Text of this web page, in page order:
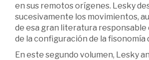
en sus remotos orígenes. Lesky
sucesivamente los movimientos,
de esa gran literatura responsable
de la configuración de la fisonomía
En este segundo volumen, Lesky